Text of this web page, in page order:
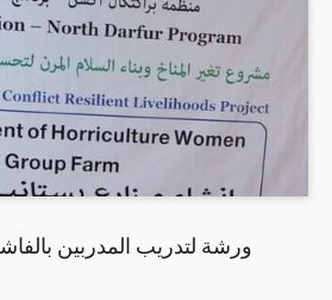
ورشة لتدريب المدربين